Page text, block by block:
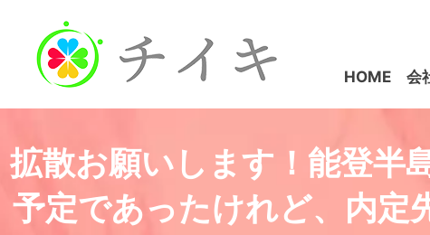
HOME 会
拡散お願いします！能登半
予定であったけれど、内定